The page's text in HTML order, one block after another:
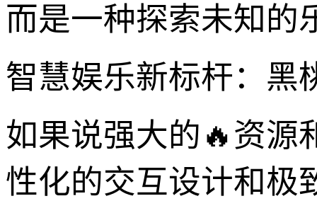
而是一种探索未知的
智慧娱乐新标杆：黑
如果说强大的🔥资源
性化的交互设计和极